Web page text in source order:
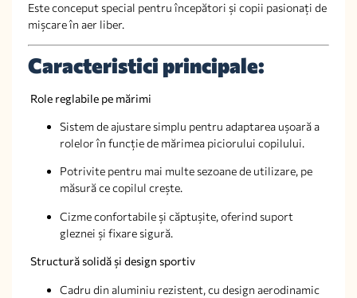
Este conceput special pentru începători și copii pasionați de
mișcare în aer liber.
Caracteristici principale:
Role reglabile pe mărimi
Sistem de ajustare simplu pentru adaptarea ușoară a
rolelor în funcție de mărimea piciorului copilului.
Potrivite pentru mai multe sezoane de utilizare, pe
măsură ce copilul crește.
Cizme confortabile și căptușite, oferind suport
gleznei și fixare sigură.
Structură solidă și design sportiv
Cadru din aluminiu rezistent, cu design aerodinamic